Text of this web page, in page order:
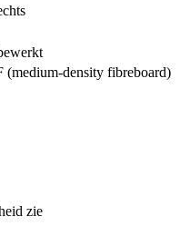
(medium-density fibreboard)
zie